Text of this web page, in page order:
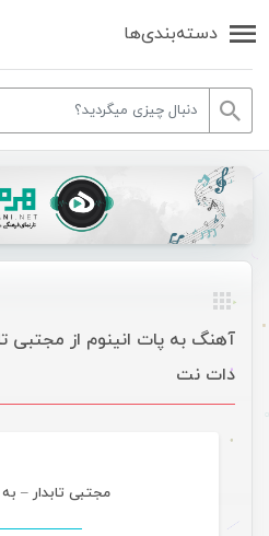
دسته‌بندی‌ها
آهنگ به پات انینوم از مجتبی
دات نت
مجتبی تابدار –